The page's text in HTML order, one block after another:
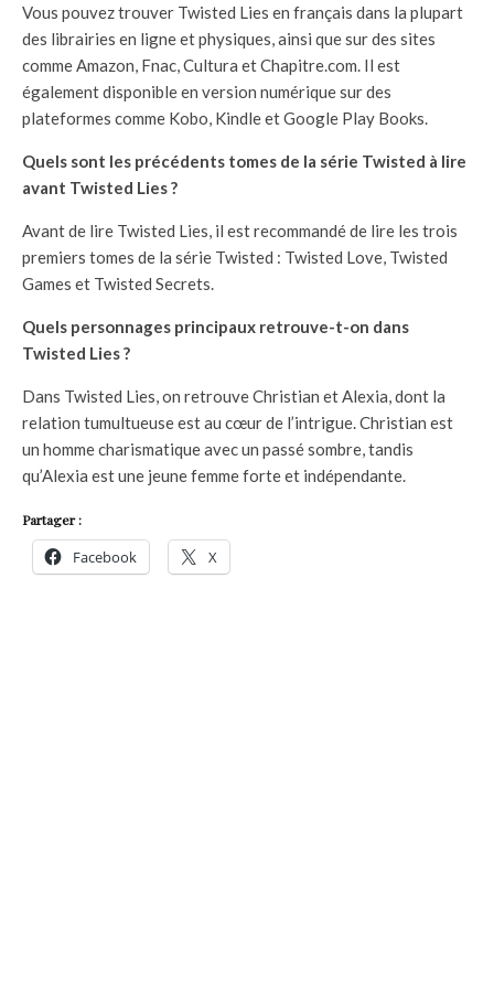
Vous pouvez trouver Twisted Lies en français dans la plupart
des librairies en ligne et physiques, ainsi que sur des sites
comme Amazon, Fnac, Cultura et Chapitre.com. Il est
également disponible en version numérique sur des
plateformes comme Kobo, Kindle et Google Play Books.
Quels sont les précédents tomes de la série Twisted à lire
avant Twisted Lies ?
Avant de lire Twisted Lies, il est recommandé de lire les trois
premiers tomes de la série Twisted : Twisted Love, Twisted
Games et Twisted Secrets.
Quels personnages principaux retrouve-t-on dans
Twisted Lies ?
Dans Twisted Lies, on retrouve Christian et Alexia, dont la
relation tumultueuse est au cœur de l’intrigue. Christian est
un homme charismatique avec un passé sombre, tandis
qu’Alexia est une jeune femme forte et indépendante.
Partager :
Facebook X